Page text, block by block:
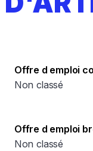
Offre d emploi
Non classé
Offre d emploi
Non classé